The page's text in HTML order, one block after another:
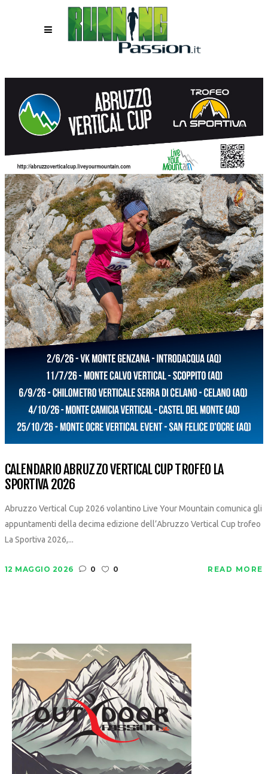
CALENDARIO ABRUZZO VERTICAL CUP TROFEO LA
SPORTIVA 2026
Abruzzo Vertical Cup 2026 volantino Live Your Mountain comunica gli
appuntamenti della decima edizione dell’Abruzzo Vertical Cup trofeo
La Sportiva 2026,...
12 MAGGIO 2026 0 0 READ MORE